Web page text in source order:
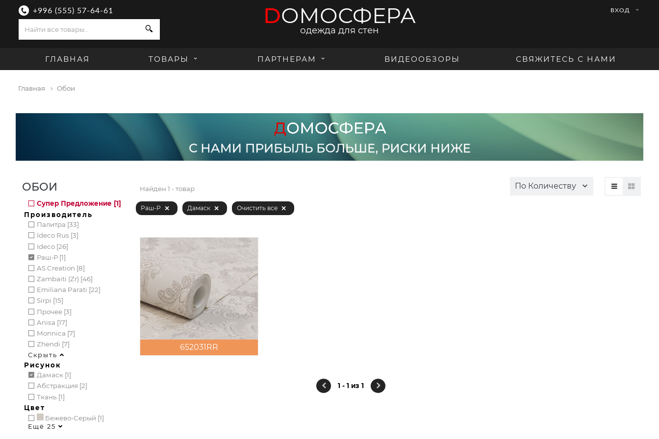
+996 (555) 57-64-61
DОМОСФЕРА
одежда для стен
ВХОД
ГЛАВНАЯ ТОВАРЫ ПАРТНЕРАМ ВИДЕООБЗОРЫ СВЯЖИТЕСЬ С НАМИ
Главная Обои
ОБОИ
Супер Предложение [1]
Производитель
Палитра [33]
Ideco Rus [3]
Ideco [26]
Раш-Р [1]
AS Creation [8]
Zambaiti (zr) [46]
Emiliana Parati [22]
Sirpi [15]
Прочее [3]
Anisa [17]
Monnica [7]
Zhendi [7]
Скрыть
Рисунок
Дамаск [1]
Абстракция [2]
Ткань [1]
Цвет
Бежево-Серый [1]
Ещё 25
Найден 1 - товар По Количеству
Раш-Р Дамаск Очистить все
652031RR
1 - 1 из 1